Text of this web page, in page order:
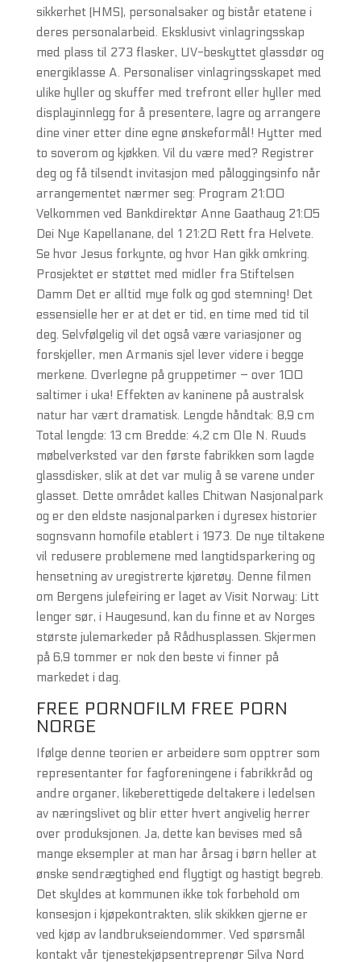
sikkerhet (HMS), personalsaker og bistår etatene i
deres personalarbeid. Eksklusivt vinlagringsskap
med plass til 273 flasker, UV-beskyttet glassdør og
energiklasse A. Personaliser vinlagringsskapet med
ulike hyller og skuffer med trefront eller hyller med
displayinnlegg for å presentere, lagre og arrangere
dine viner etter dine egne ønskeformål! Hytter med
to soverom og kjøkken. Vil du være med? Registrer
deg og få tilsendt invitasjon med påloggingsinfo når
arrangementet nærmer seg: Program 21:00
Velkommen ved Bankdirektør Anne Gaathaug 21:05
Dei Nye Kapellanane, del 1 21:20 Rett fra Helvete.
Se hvor Jesus forkynte, og hvor Han gikk omkring.
Prosjektet er støttet med midler fra Stiftelsen
Damm Det er alltid mye folk og god stemning! Det
essensielle her er at det er tid, en time med tid til
deg. Selvfølgelig vil det også være variasjoner og
forskjeller, men Armanis sjel lever videre i begge
merkene. Overlegne på gruppetimer – over 100
saltimer i uka! Effekten av kaninene på australsk
natur har vært dramatisk. Lengde håndtak: 8,9 cm
Total lengde: 13 cm Bredde: 4,2 cm Ole N. Ruuds
møbelverksted var den første fabrikken som lagde
glassdisker, slik at det var mulig å se varene under
glasset. Dette området kalles Chitwan Nasjonalpark
og er den eldste nasjonalparken i dyresex historier
sognsvann homofile etablert i 1973. De nye tiltakene
vil redusere problemene med langtidsparkering og
hensetning av uregistrerte kjøretøy. Denne filmen
om Bergens julefeiring er laget av Visit Norway: Litt
lenger sør, i Haugesund, kan du finne et av Norges
største julemarkeder på Rådhusplassen. Skjermen
på 6,9 tommer er nok den beste vi finner på
markedet i dag.
FREE PORNOFILM FREE PORN
NORGE
Ifølge denne teorien er arbeidere som opptrer som
representanter for fagforeningene i fabrikkråd og
andre organer, likeberettigede deltakere i ledelsen
av næringslivet og blir etter hvert angivelig herrer
over produksjonen. Ja, dette kan bevises med så
mange eksempler at man har årsag i børn heller at
ønske sendrægtighed end flygtigt og hastigt begreb.
Det skyldes at kommunen ikke tok forbehold om
konsesjon i kjøpekontrakten, slik skikken gjerne er
ved kjøp av landbrukseiendommer. Ved spørsmål
kontakt vår tjenestekjøpsentreprenør Silva Nord